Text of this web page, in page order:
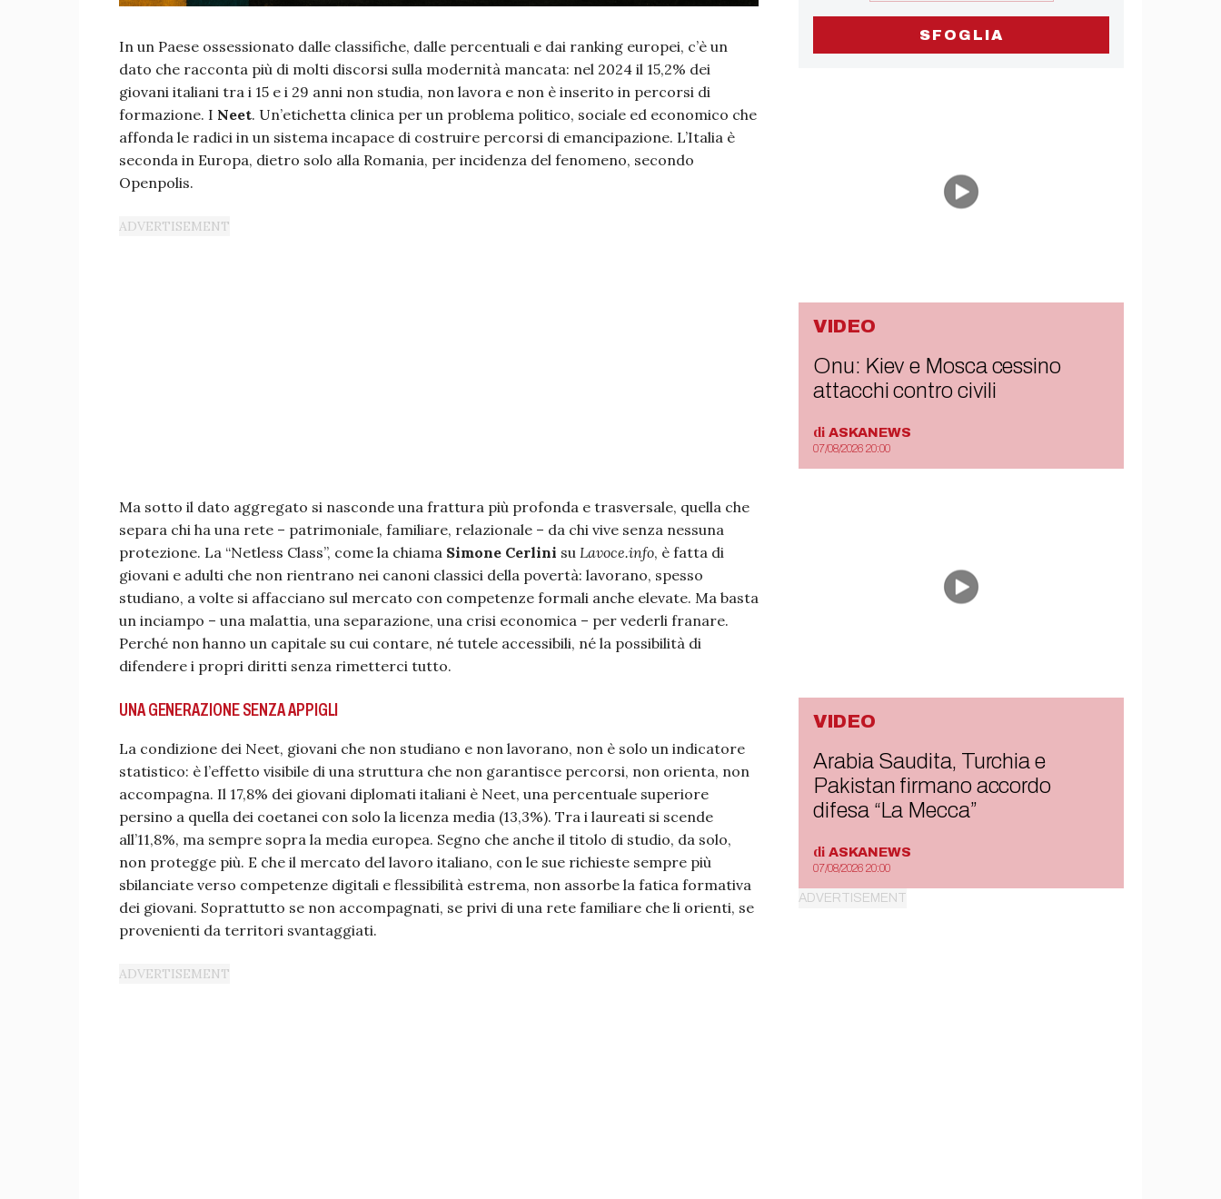
In un Paese ossessionato dalle classifiche, dalle percentuali e dai ranking europei, c’è un
dato che racconta più di molti discorsi sulla modernità mancata: nel 2024 il 15,2% dei
giovani italiani tra i 15 e i 29 anni non studia, non lavora e non è inserito in percorsi di
formazione. I Neet. Un’etichetta clinica per un problema politico, sociale ed economico che
affonda le radici in un sistema incapace di costruire percorsi di emancipazione. L’Italia è
seconda in Europa, dietro solo alla Romania, per incidenza del fenomeno, secondo
Openpolis.
Ma sotto il dato aggregato si nasconde una frattura più profonda e trasversale, quella che
separa chi ha una rete – patrimoniale, familiare, relazionale – da chi vive senza nessuna
protezione. La “Netless Class”, come la chiama Simone Cerlini su Lavoce.info, è fatta di
giovani e adulti che non rientrano nei canoni classici della povertà: lavorano, spesso
studiano, a volte si affacciano sul mercato con competenze formali anche elevate. Ma basta
un inciampo – una malattia, una separazione, una crisi economica – per vederli franare.
Perché non hanno un capitale su cui contare, né tutele accessibili, né la possibilità di
difendere i propri diritti senza rimetterci tutto.
UNA GENERAZIONE SENZA APPIGLI
La condizione dei Neet, giovani che non studiano e non lavorano, non è solo un indicatore
statistico: è l’effetto visibile di una struttura che non garantisce percorsi, non orienta, non
accompagna. Il 17,8% dei giovani diplomati italiani è Neet, una percentuale superiore
persino a quella dei coetanei con solo la licenza media (13,3%). Tra i laureati si scende
all’11,8%, ma sempre sopra la media europea. Segno che anche il titolo di studio, da solo,
non protegge più. E che il mercato del lavoro italiano, con le sue richieste sempre più
sbilanciate verso competenze digitali e flessibilità estrema, non assorbe la fatica formativa
dei giovani. Soprattutto se non accompagnati, se privi di una rete familiare che li orienti, se
provenienti da territori svantaggiati.
SFOGLIA
VIDEO
Onu: Kiev e Mosca cessino
attacchi contro civili
di ASKANEWS
07/08/2026 20:00
VIDEO
Arabia Saudita, Turchia e
Pakistan firmano accordo
difesa “La Mecca”
di ASKANEWS
07/08/2026 20:00